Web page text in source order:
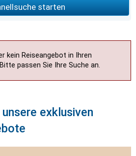
starten
kein Reiseangebot in Ihren
passen Sie Ihre Suche an.
exklusiven